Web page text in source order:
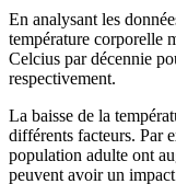
En analysant les
température corporelle
Celcius par décennie
respectivement.
La baisse de la
différents facteurs. Par
population adulte ont
peuvent avoir un